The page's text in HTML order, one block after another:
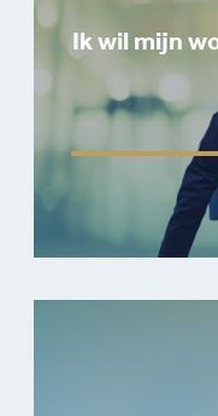
Ik wil mijn